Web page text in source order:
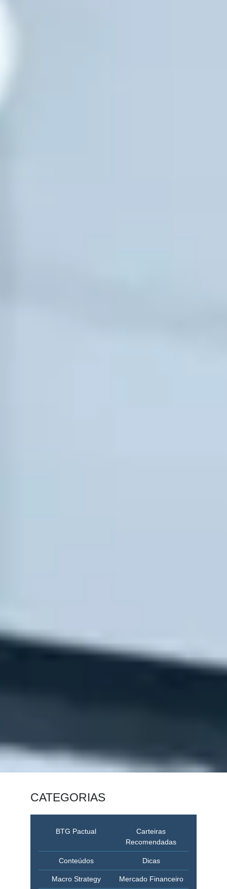
CATEGORIAS
BTG Pactual
Carteiras
Recomendadas
Conteúdos Dicas
Macro Strategy Mercado Financeiro